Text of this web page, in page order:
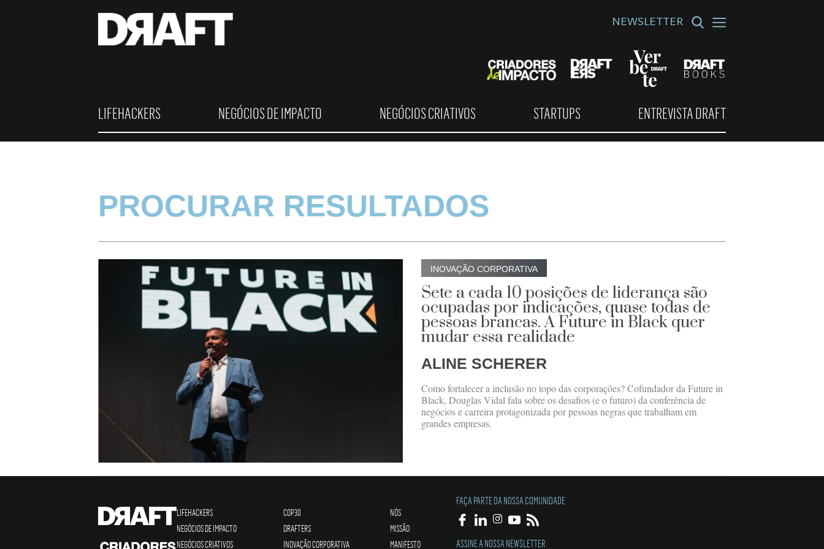
NEWSLETTER
LIFEHACKERS NEGÓCIOS DE IMPACTO NEGÓCIOS CRIATIVOS STARTUPS ENTREVISTA DRAFT
PROCURAR RESULTADOS
INOVAÇÃO CORPORATIVA
Sete a cada 10 posições de liderança são
ocupadas por indicações, quase todas de
pessoas brancas. A Future in Black quer
mudar essa realidade
ALINE SCHERER
Como fortalecer a inclusão no topo das corporações? Cofundador da Future in
Black, Douglas Vidal fala sobre os desafios (e o futuro) da conferência de
negócios e carreira protagonizada por pessoas negras que trabalham em
grandes empresas.
LIFEHACKERS
NEGÓCIOS DE IMPACTO
NEGÓCIOS CRIATIVOS
COP30
DRAFTERS
INOVAÇÃO CORPORATIVA
NÓS
MISSÃO
MANIFESTO
FAÇA PARTE DA NOSSA COMUNIDADE
ASSINE A NOSSA NEWSLETTER: